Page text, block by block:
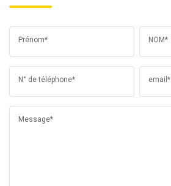
Prénom* NOM*
N° de téléphone* email*
Message*